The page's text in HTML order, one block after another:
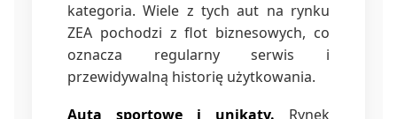
kategoria. Wiele z tych aut na rynku
ZEA pochodzi z flot biznesowych, co
oznacza regularny serwis i
przewidywalną historię użytkowania.
Auta sportowe i unikaty. Rynek